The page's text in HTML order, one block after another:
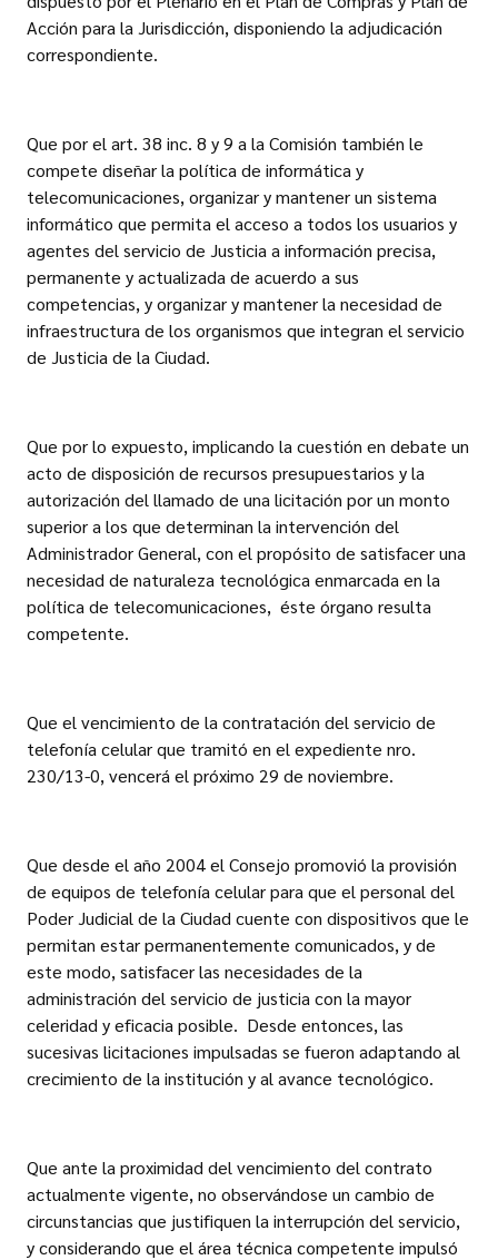
Acción para la Jurisdicción, disponiendo la adjudicación
correspondiente.
Que por el art. 38 inc. 8 y 9 a la Comisión también le
compete diseñar la política de informática y
telecomunicaciones, organizar y mantener un sistema
informático que permita el acceso a todos los usuarios y
agentes del servicio de Justicia a información precisa,
permanente y actualizada de acuerdo a sus
competencias, y organizar y mantener la necesidad de
infraestructura de los organismos que integran el servicio
de Justicia de la Ciudad.
Que por lo expuesto, implicando la cuestión en debate un
acto de disposición de recursos presupuestarios y la
autorización del llamado de una licitación por un monto
superior a los que determinan la intervención del
Administrador General, con el propósito de satisfacer una
necesidad de naturaleza tecnológica enmarcada en la
política de telecomunicaciones, éste órgano resulta
competente.
Que el vencimiento de la contratación del servicio de
telefonía celular que tramitó en el expediente nro.
230/13-0, vencerá el próximo 29 de noviembre.
Que desde el año 2004 el Consejo promovió la provisión
de equipos de telefonía celular para que el personal del
Poder Judicial de la Ciudad cuente con dispositivos que le
permitan estar permanentemente comunicados, y de
este modo, satisfacer las necesidades de la
administración del servicio de justicia con la mayor
celeridad y eficacia posible. Desde entonces, las
sucesivas licitaciones impulsadas se fueron adaptando al
crecimiento de la institución y al avance tecnológico.
Que ante la proximidad del vencimiento del contrato
actualmente vigente, no observándose un cambio de
circunstancias que justifiquen la interrupción del servicio,
y considerando que el área técnica competente impulsó